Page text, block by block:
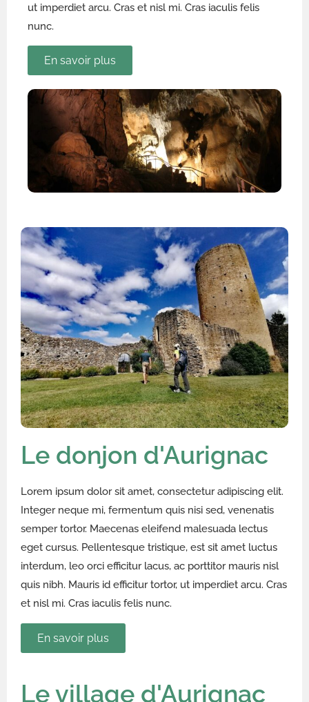
ut imperdiet arcu. Cras et nisl mi. Cras iaculis felis
nunc.
En savoir plus
Le donjon d'Aurignac
Lorem ipsum dolor sit amet, consectetur adipiscing elit.
Integer neque mi, fermentum quis nisi sed, venenatis
semper tortor. Maecenas eleifend malesuada lectus
eget cursus. Pellentesque tristique, est sit amet luctus
interdum, leo orci efficitur lacus, ac porttitor mauris nisl
quis nibh. Mauris id efficitur tortor, ut imperdiet arcu. Cras
et nisl mi. Cras iaculis felis nunc.
En savoir plus
Le village d'Aurignac